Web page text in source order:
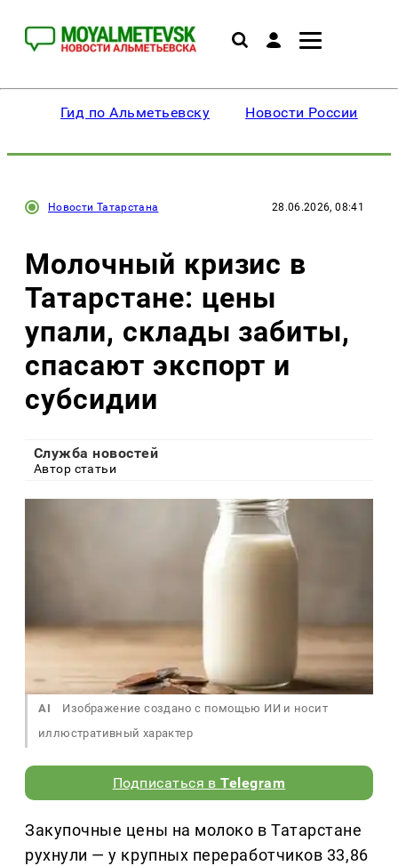
Гид по Альметьевску Новости России
Новости Татарстана 28.06.2026, 08:41
Молочный кризис в
Татарстане: цены
упали, склады забиты,
спасают экспорт и
субсидии
Служба новостей
Автор статьи
AI
Изображение создано с помощью ИИ и носит
иллюстративный характер
Подписаться вTelegram
Закупочные цены на молоко в Татарстане
рухнули — у крупных переработчиков 33,86